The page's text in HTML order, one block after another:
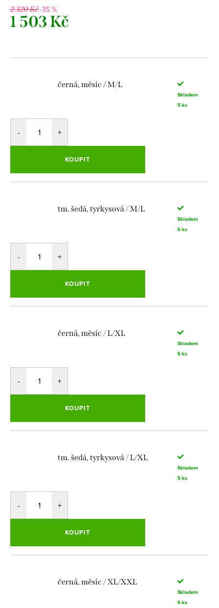
2 320 Kč-35 %
1 503 Kč
černá, měsíc / M/L
Skladem
5 ks
KOUPIT
tm. šedá, tyrkysová / M/L
Skladem
5 ks
KOUPIT
černá, měsíc / L/XL
Skladem
5 ks
KOUPIT
tm. šedá, tyrkysová / L/XL
Skladem
5 ks
KOUPIT
černá, měsíc / XL/XXL
Skladem
5 ks